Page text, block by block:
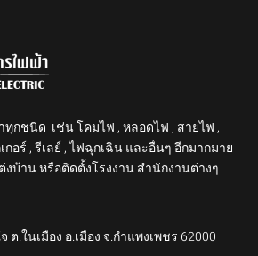
กชนิด เช่น โคมไฟ , หลอดไฟ , สายไฟ ,
กอร์ , รีเลย์ , ไฟฉุกเฉิน และอื่นๆ อีกมากมาย
บ้าน หรือติดตั้งโรงงาน สำนักงานต่างๆ
ต.ในเมือง อ.เมือง จ.กำแพงเพชร 62000